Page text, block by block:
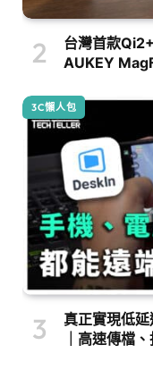
台灣首款
AUKEY
3C懶人包
真正實現低
｜高速傳檔